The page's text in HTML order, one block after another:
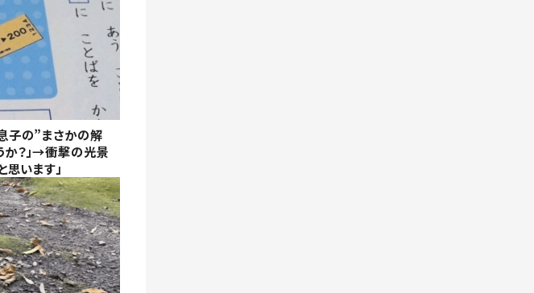
子の”まさかの解
か？」→衝撃の光景
思います」